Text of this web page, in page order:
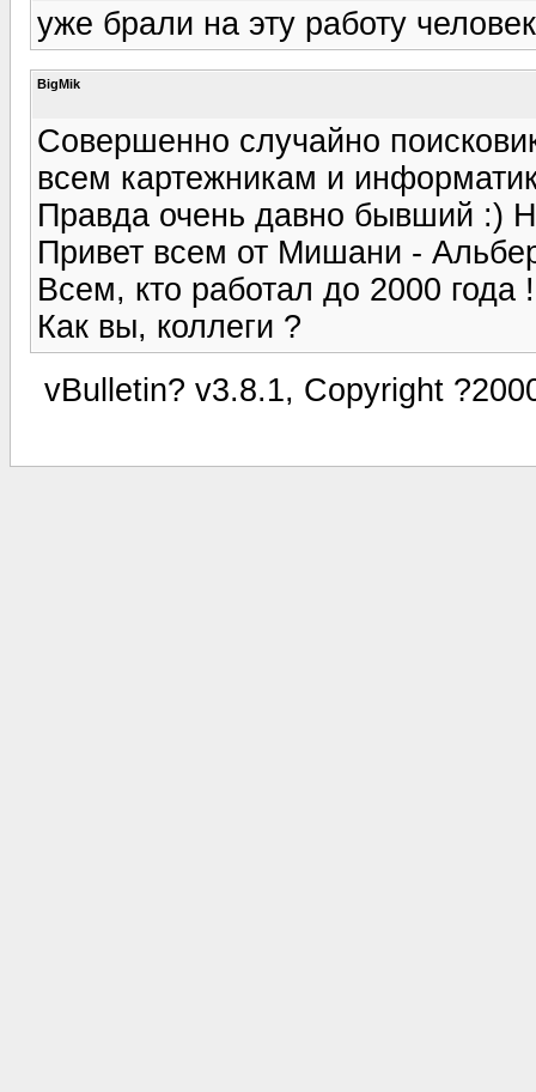
уже брали на эту работу
BigMik
Совершенно случайно
всем картежникам и
Правда очень давно бывший :)
Привет всем от Мишани -
Всем, кто работал до 2000 года
Как вы, коллеги ?
vBulletin? v3.8.1, Copyright